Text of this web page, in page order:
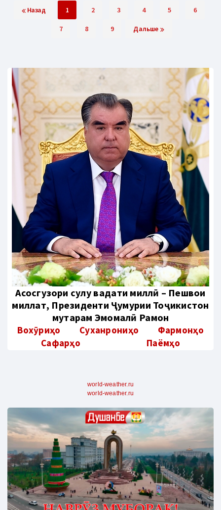
Назад 1 2 3 4 5 6
7 8 9 Дальше
Aсосгузори сулҳу ваҳдати миллӣ – Пешвои
миллат, Президенти Ҷумҳурии Тоҷикистон
муҳтарам Эмомалӣ Раҳмон
Вохӯриҳо Суханрониҳо
Фармонҳо
Сафарҳо
Паёмҳо
world-weather.ru
world-weather.ru